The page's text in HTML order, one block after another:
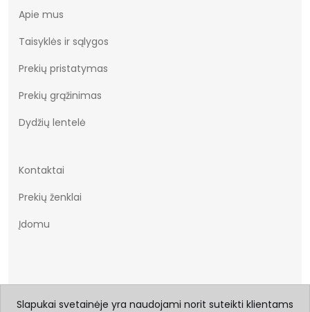
Apie mus
Taisyklės ir sąlygos
Prekių pristatymas
Prekių grąžinimas
Dydžių lentelė
Kontaktai
Prekių ženklai
Įdomu
Slapukai svetainėje yra naudojami norit suteikti klientams